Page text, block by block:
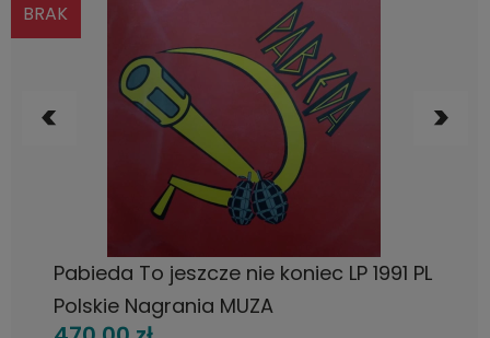
Pabieda To jeszcze nie koniec LP 1991 PL
Polskie Nagrania MUZA
POWIADOM O DOSTĘPNOŚCI
BRAK